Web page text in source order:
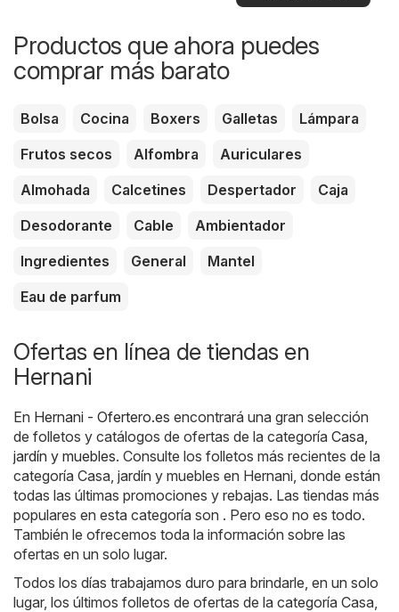
Productos que ahora puedes
comprar más barato
Bolsa Cocina Boxers Galletas
Lámpara
Frutos secos
Alfombra
Auriculares
Almohada
Calcetines Despertador
Caja
Desodorante
Cable
Ambientador
Ingredientes
General
Mantel
Eau de parfum
Ofertas en línea de tiendas en
Hernani
En Hernani - Ofertero.es encontrará una gran selección
de folletos y catálogos de ofertas de la categoría Casa,
jardín y muebles. Consulte los folletos más recientes de la
categoría Casa, jardín y muebles en Hernani, donde están
todas las últimas promociones y rebajas. Las tiendas más
populares en esta categoría son . Pero eso no es todo.
También le ofrecemos toda la información sobre las
ofertas en un solo lugar.
Todos los días trabajamos duro para brindarle, en un solo
lugar, los últimos folletos de ofertas de la categoría Casa,